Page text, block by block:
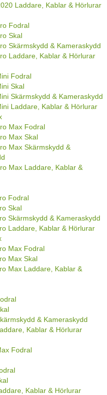
Laddare, Kablar & Hörlurar
Fodral
Skal
Skärmskydd & Kameraskydd
Laddare, Kablar & Hörlurar
Fodral
Skal
Skärmskydd & Kameraskydd
Laddare, Kablar & Hörlurar
Max Fodral
Max Skal
Max Skärmskydd &
Max Laddare, Kablar &
Fodral
Skal
Skärmskydd & Kameraskydd
Laddare, Kablar & Hörlurar
Max Fodral
Max Skal
Max Laddare, Kablar &
& Kameraskydd
Kablar & Hörlurar
Fodral
Kablar & Hörlurar